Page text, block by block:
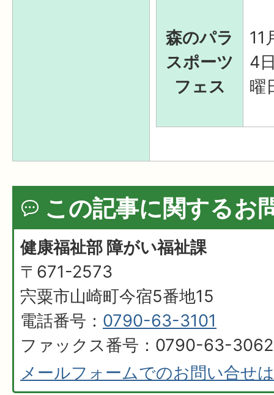
森のパラ
スポーツ
フェス
11
4
曜
この記事に関するお
健康福祉部 障がい福祉課
〒671-2573
宍粟市山崎町今宿5番地15
電話番号： 0790-63-3101
ファックス番号：0790-63-3062
メールフォームでのお問い合せ